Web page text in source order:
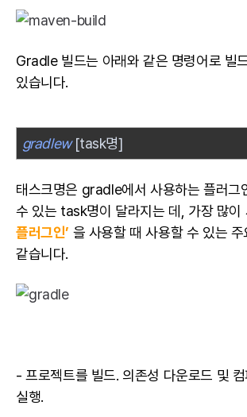
Gradle 빌드는 아래와 같은 명령어로 빌
있습니다.
gradlew[task명]
태스크명은 gradle에서 사용하는 플러그
수 있는 task명이 달라지는 데, 가장 많이
플러그인’ 을 사용할 때 사용할 수 있는
같습니다.
-프로젝트를 빌드. 의존성 다운로드 및 컴
실행.